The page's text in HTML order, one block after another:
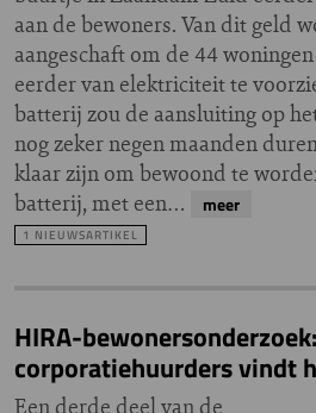
aan de bewoners. Van dit geld
aangeschaft om de 44
eerder van elektriciteit te
batterij zou de aansluiting op
nog zeker negen maanden
klaar zijn om bewoond te
batterij, met een…
meer
1 NIEUWSARTIKEL
HIRA-
corporatiehuurders vindt
Een derde deel van de